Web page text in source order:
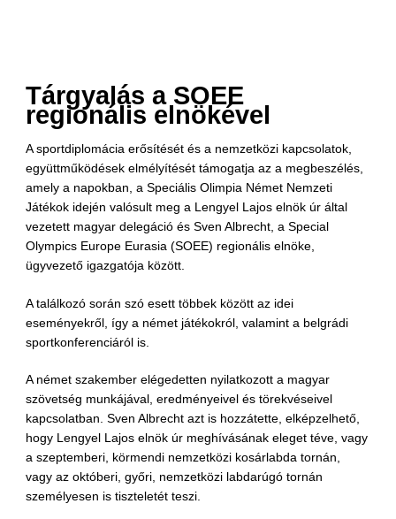
Tárgyalás a SOEE
regionális elnökével
A sportdiplomácia erősítését és a nemzetközi kapcsolatok,
együttműködések elmélyítését támogatja az a megbeszélés,
amely a napokban, a Speciális Olimpia Német Nemzeti
Játékok idején valósult meg a Lengyel Lajos elnök úr által
vezetett magyar delegáció és Sven Albrecht, a Special
Olympics Europe Eurasia (SOEE) regionális elnöke,
ügyvezető igazgatója között.
A találkozó során szó esett többek között az idei
eseményekről, így a német játékokról, valamint a belgrádi
sportkonferenciáról is.
A német szakember elégedetten nyilatkozott a magyar
szövetség munkájával, eredményeivel és törekvéseivel
kapcsolatban. Sven Albrecht azt is hozzátette, elképzelhető,
hogy Lengyel Lajos elnök úr meghívásának eleget téve, vagy
a szeptemberi, körmendi nemzetközi kosárlabda tornán,
vagy az októberi, győri, nemzetközi labdarúgó tornán
személyesen is tiszteletét teszi.